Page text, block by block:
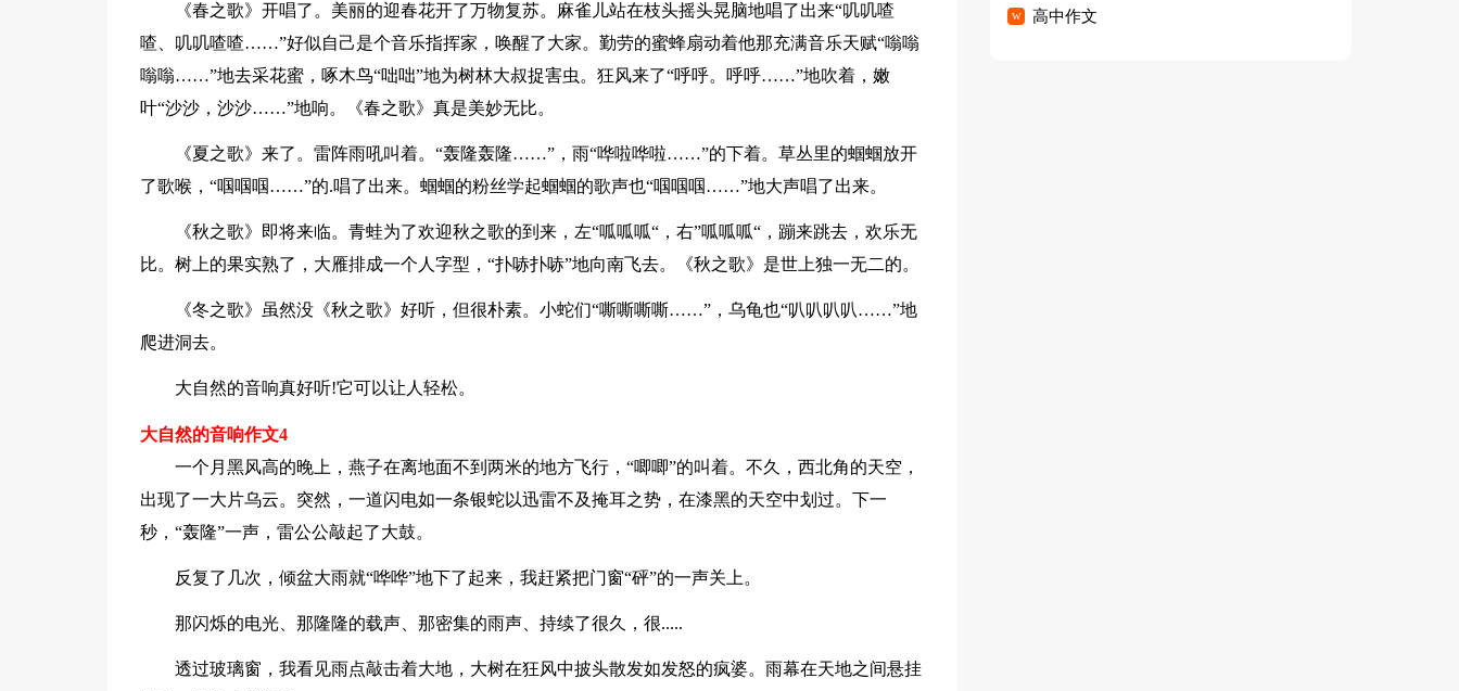
《春之歌》开唱了。美丽的迎春花开了万物复苏。麻雀儿站在枝头摇头晃脑地唱了出来“叽叽喳
喳、叽叽喳喳……”好似自己是个音乐指挥家，唤醒了大家。勤劳的蜜蜂扇动着他那充满音乐天赋“嗡嗡
嗡嗡……”地去采花蜜，啄木鸟“咄咄”地为树林大叔捉害虫。狂风来了“呼呼。呼呼……”地吹着，嫩
叶“沙沙，沙沙……”地响。《春之歌》真是美妙无比。
《夏之歌》来了。雷阵雨吼叫着。“轰隆轰隆……”，雨“哗啦哗啦……”的下着。草丛里的蝈蝈放开
了歌喉，“啯啯啯……”的.唱了出来。蝈蝈的粉丝学起蝈蝈的歌声也“啯啯啯……”地大声唱了出来。
《秋之歌》即将来临。青蛙为了欢迎秋之歌的到来，左“呱呱呱“，右”呱呱呱“，蹦来跳去，欢乐无
比。树上的果实熟了，大雁排成一个人字型，“扑哧扑哧”地向南飞去。《秋之歌》是世上独一无二的。
《冬之歌》虽然没《秋之歌》好听，但很朴素。小蛇们“嘶嘶嘶嘶……”，乌龟也“叭叭叭叭……”地
爬进洞去。
大自然的音响真好听!它可以让人轻松。
大自然的音响作文4
一个月黑风高的晚上，燕子在离地面不到两米的地方飞行，“唧唧”的叫着。不久，西北角的天空，
出现了一大片乌云。突然，一道闪电如一条银蛇以迅雷不及掩耳之势，在漆黑的天空中划过。下一
秒，“轰隆”一声，雷公公敲起了大鼓。
反复了几次，倾盆大雨就“哗哗”地下了起来，我赶紧把门窗“砰”的一声关上。
那闪烁的电光、那隆隆的载声、那密集的雨声、持续了很久，很.....
透过玻璃窗，我看见雨点敲击着大地，大树在狂风中披头散发如发怒的疯婆。雨幕在天地之间悬挂
高中作文